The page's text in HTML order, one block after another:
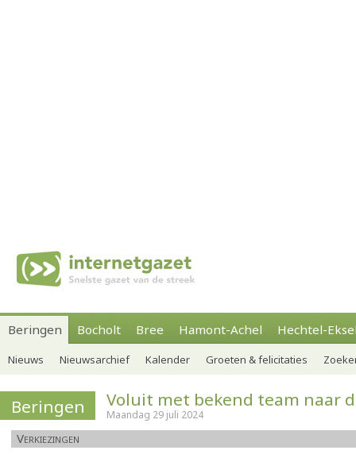
Beringen Bocholt Bree Hamont-Achel Hechtel-
Nieuws Nieuwsarchief Kalender Groeten & felicitaties
Beringen Voluit met bekend team naar
Maandag 29 juli 2024
Verkiezingen